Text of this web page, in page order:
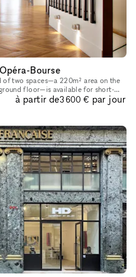
Bourse
of two spaces—a 220m² area on the
floor—is available for short-
Up Stores, Temporar
à partir de3 600 € par jour